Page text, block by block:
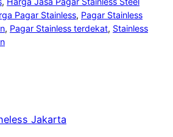
Pagar Stainless, Pagar Stainless
, Pagar Stainless terdekat, Stainless
Jakarta